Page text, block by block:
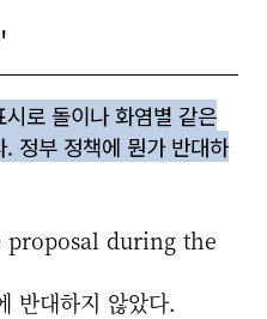
로 돌이나 화염별 같은
정부 정책에 뭔가 반대하
during the
반대하지 않았다.